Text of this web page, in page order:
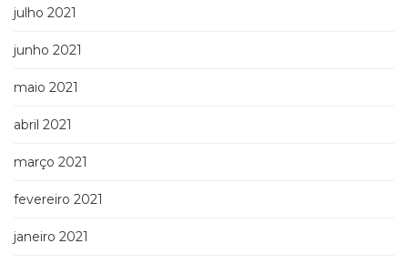
julho 2021
junho 2021
maio 2021
abril 2021
março 2021
fevereiro 2021
janeiro 2021